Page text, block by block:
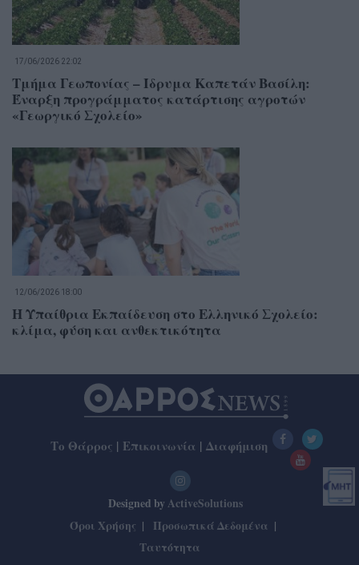
17/06/2026 22:02
Τμήμα Γεωπονίας – Ίδρυμα Καπετάν Βασίλη:
Έναρξη προγράμματος κατάρτισης αγροτών
«Γεωργικό Σχολείο»
12/06/2026 18:00
Η Υπαίθρια Εκπαίδευση στο Ελληνικό Σχολείο:
κλίμα, φύση και ανθεκτικότητα
Το Θάρρος | Επικοινωνία | Διαφήμιση
Designed by ActiveSolutions
Όροι Χρήσης
Προσωπικά Δεδομένα
Ταυτότητα